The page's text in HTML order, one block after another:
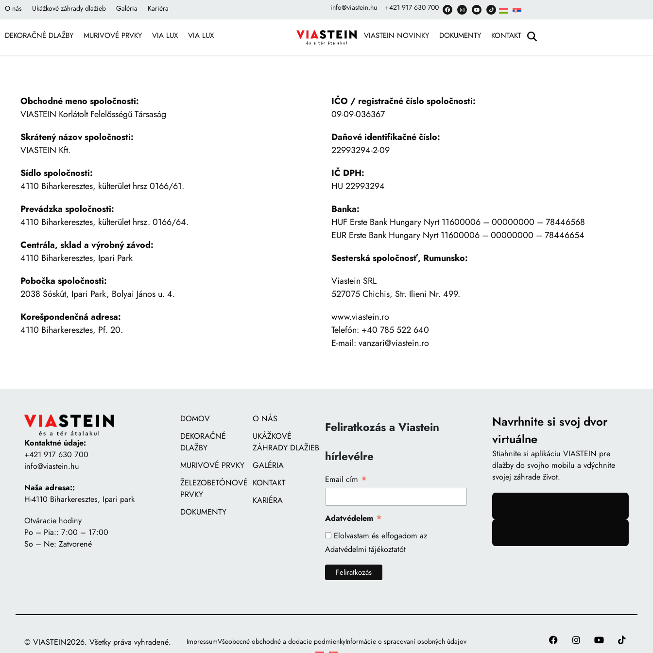
O nás Ukážkové záhrady dlažieb Galéria Kariéra info@viastein.hu +421 917 630 700
DEKORAČNÉ DLAŽBY MURIVOVÉ PRVKY VIA LUX VIA LUX VIASTEIN NOVINKY DOKUMENTY KONTAKT
Obchodné meno spoločnosti:
VIASTEIN Korlátolt Felelősségű Társaság
Skrátený názov spoločnosti:
VIASTEIN Kft.
Sídlo spoločnosti:
4110 Biharkeresztes, külterület hrsz 0166/61.
Prevádzka spoločnosti:
4110 Biharkeresztes, külterület hrsz. 0166/64.
Centrála, sklad a výrobný závod:
4110 Biharkeresztes, Ipari Park
Pobočka spoločnosti:
2038 Sóskút, Ipari Park, Bolyai János u. 4.
Korešpondenčná adresa:
4110 Biharkeresztes, Pf. 20.
IČO / registračné číslo spoločnosti:
09-09-036367
Daňové identifikačné číslo:
22993294-2-09
IČ DPH:
HU 22993294
Banka:
HUF Erste Bank Hungary Nyrt 11600006 – 00000000 – 78446568
EUR Erste Bank Hungary Nyrt 11600006 – 00000000 – 78446654
Sesterská spoločnosť, Rumunsko:
Viastein SRL
527075 Chichis, Str. Ilieni Nr. 499.
www.viastein.ro
Telefón: +40 785 522 640
E-mail: vanzari@viastein.ro
Kontaktné údaje:
+421 917 630 700
info@viastein.hu
Naša adresa::
H-4110 Biharkeresztes, Ipari park
Otváracie hodiny
Po – Pia:: 7:00 – 17:00
So – Ne: Zatvorené
DOMOV
DEKORAČNÉ
DLAŽBY
MURIVOVÉ PRVKY
ŽELEZOBETÓNOVÉ
PRVKY
DOKUMENTY
O NÁS
UKÁŽKOVÉ
ZÁHRADY DLAŽIEB
GALÉRIA
KONTAKT
KARIÉRA
Feliratkozás a Viastein
hírlevélre
Email cím *
Adatvédelem *
Elolvastam és elfogadom az
Adatvédelmi tájékoztatót
Navrhnite si svoj dvor
virtuálne
Stiahnite si aplikáciu VIASTEIN pre
dlažby do svojho mobilu a vdýchnite
svojej záhrade život.
© VIASTEIN2026. Všetky práva vyhradené. ImpressumVšeobecné obchodné a dodacie podmienkyInformácie o spracovaní osobných údajov